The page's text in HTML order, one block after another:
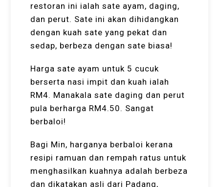
restoran ini ialah sate ayam, daging,
dan perut. Sate ini akan dihidangkan
dengan kuah sate yang pekat dan
sedap, berbeza dengan sate biasa!
Harga sate ayam untuk 5 cucuk
berserta nasi impit dan kuah ialah
RM4. Manakala sate daging dan perut
pula berharga RM4.50. Sangat
berbaloi!
Bagi Min, harganya berbaloi kerana
resipi ramuan dan rempah ratus untuk
menghasilkan kuahnya adalah berbeza
dan dikatakan asli dari Padang,